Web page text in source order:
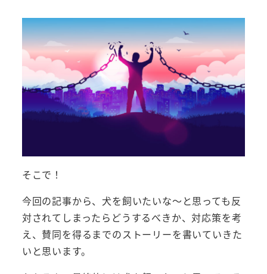
そこで！
今回の記事から、犬を飼いたいな～と思っても反
対されてしまったらどうするべきか、対応策を考
え、賛同を得るまでのストーリーを書いていきた
いと思います。